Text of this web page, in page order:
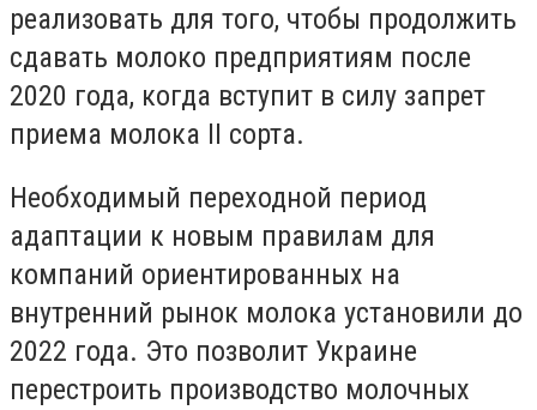
реализовать для того, чтобы продолжить
сдавать молоко предприятиям после
2020 года, когда вступит в силу запрет
приема молока ІІ сорта.
Необходимый переходной период
адаптации к новым правилам для
компаний ориентированных на
внутренний рынок молока установили до
2022 года. Это позволит Украине
перестроить производство молочных